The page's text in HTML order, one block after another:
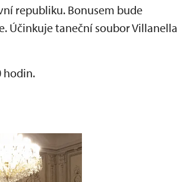
republiku. Bonusem bude
Účinkuje taneční soubor Villanella
hodin.